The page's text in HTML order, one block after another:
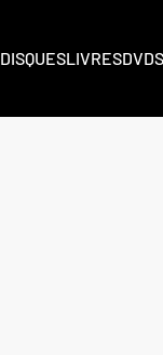
DISQUESLIVRESDVD